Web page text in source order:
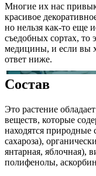
Многие их нас
красивое
но нельзя как-то еще
съедобных сортах, то
медицины, и если вы
ответ ниже.
Состав
Это растение
веществ, которые
находятся природные
сахароза),
янтарная, яблочная),
полифенолы,